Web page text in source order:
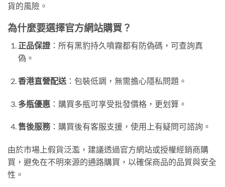
貨的風險。
為什麼要選擇官方網站購買？
正品保證：所有黑豹持久噴霧都有防偽碼，可查詢真
偽。
香港直營配送：包裝低調，無需擔心隱私問題。
多瓶優惠：購買多瓶可享受批發價格，更划算。
售後服務：購買後有客服支援，使用上有疑問可諮詢。
由於市場上假貨泛濫，建議透過官方網站或授權經銷商購
買，避免在不明來源的通路購買，以確保商品的品質與安全
性。